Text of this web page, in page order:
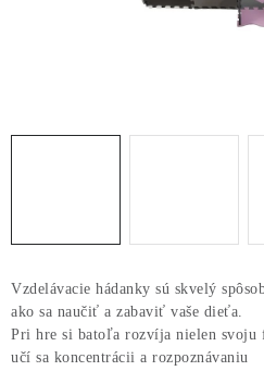
Vzdelávacie hádanky sú skvelý
ako sa naučiť a zabaviť vaše dieťa.
Pri hre si batoľa rozvíja nielen svoju
učí sa koncentrácii a rozpoznávaniu